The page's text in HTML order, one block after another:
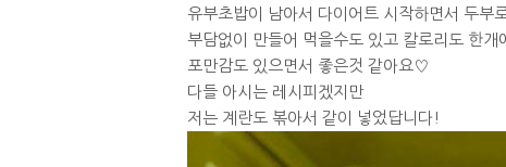
유부초밥이 남아서 다이어트 시작하면서 두부
부담없이 만들어 먹을수도 있고 칼로리도 한개
포만감도 있으면서 좋은것 같아요♡
다들 아시는 레시피겠지만
저는 계란도 볶아서 같이 넣었답니다!